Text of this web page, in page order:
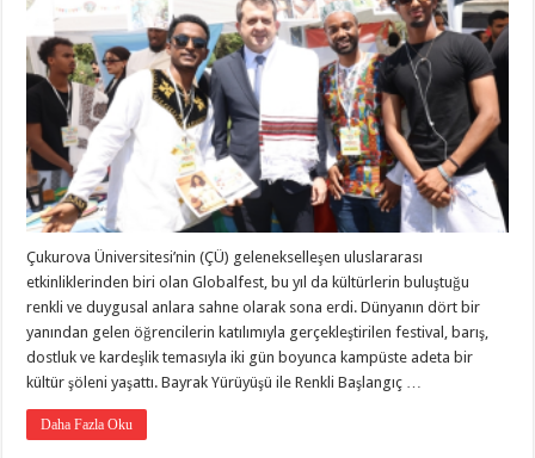
Çukurova Üniversitesi’nin (ÇÜ) gelenekselleşen uluslararası
etkinliklerinden biri olan Globalfest, bu yıl da kültürlerin buluştuğu
renkli ve duygusal anlara sahne olarak sona erdi. Dünyanın dört bir
yanından gelen öğrencilerin katılımıyla gerçekleştirilen festival, barış,
dostluk ve kardeşlik temasıyla iki gün boyunca kampüste adeta bir
kültür şöleni yaşattı. Bayrak Yürüyüşü ile Renkli Başlangıç …
Daha Fazla Oku